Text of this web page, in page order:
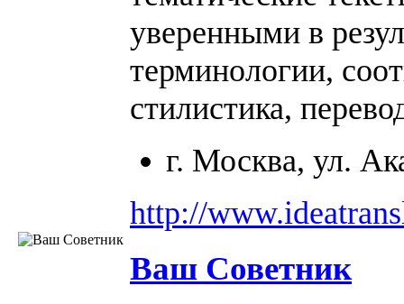
уверенными в
терминологии,
стилистика,
г. Москва, ул.
http://
Ваш Советник